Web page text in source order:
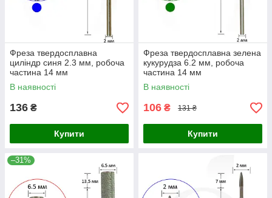
Фреза твердосплавна
циліндр синя 2.3 мм, робоча
частина 14 мм
В наявності
136 ₴
Купити
Фреза твердосплавна зелена
кукурудза 6.2 мм, робоча
частина 14 мм
В наявності
106 ₴ 131 ₴
Купити
–31%